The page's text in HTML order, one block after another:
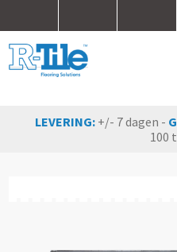
LEVERING: +/- 7 dagen -
100